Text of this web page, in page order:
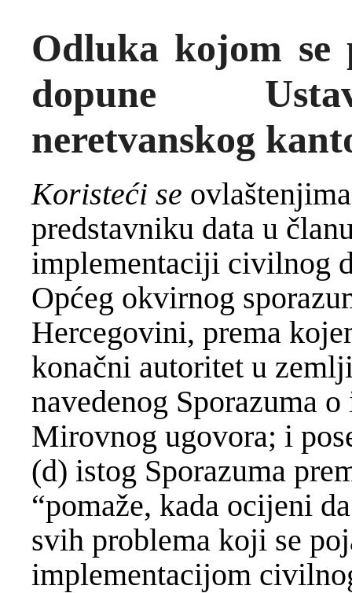
Odluka kojom se
dopune
neretvanskog
Koristeći se
predstavniku data u
implementaciji civilnog
Općeg okvirnog
Hercegovini, prema
konačni autoritet u
navedenog Sporazuma
Mirovnog ugovora; i
(d) istog Sporazuma
“pomaže, kada ocijeni
svih problema koji se
implementacijom